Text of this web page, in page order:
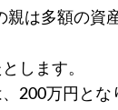
は多額の資
します。
200万円とな